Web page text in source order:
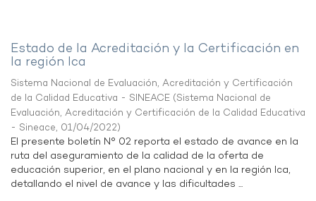
Estado de la Acreditación y la Certificación en
la región Ica
Sistema Nacional de Evaluación, Acreditación y Certificación
de la Calidad Educativa - SINEACE (Sistema Nacional de
Evaluación, Acreditación y Certificación de la Calidad Educativa
- Sineace, 01/04/2022)
El presente boletín N° 02 reporta el estado de avance en la
ruta del aseguramiento de la calidad de la oferta de
educación superior, en el plano nacional y en la región Ica,
detallando el nivel de avance y las dificultades ...